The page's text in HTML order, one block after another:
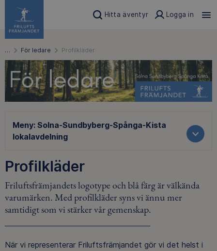
Hitta äventyr Logga in
… För ledare Profilkläder
Meny: Solna-Sundbyberg-Spånga-Kista
lokalavdelning
Profilkläder
Friluftsfrämjandets logotype och blå färg är välkända
varumärken. Med profilkläder syns vi ännu mer
samtidigt som vi stärker vår gemenskap.
När vi representerar Friluftsfrämjandet gör vi det helst i